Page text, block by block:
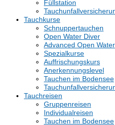
Füllstation
Tauchkurse
Schnuppertauchen
Open Water Diver
Advanced Open
Spezialkurse
Auffrischungskurs
Anerkennungslevel
Tauchen im Bodensee
Tauchreisen
Gruppenreisen
Individualreisen
Tauchen im Bodensee